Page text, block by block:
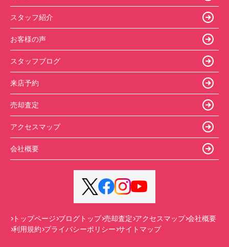
スタッフ紹介
お客様の声
スタッフブログ
来店予約
売却査定
アクセスマップ
会社概要
トップページ ブログトップ 売却査定 アクセスマップ 会社概要
利用規約 プライバシーポリシー サイトマップ